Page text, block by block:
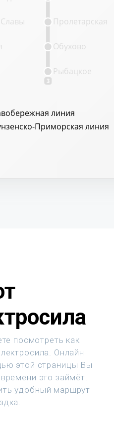
линия
Приморская линия
3
Рыбацкое
Обухово
Пролетарская
посмотреть как
Онлайн
этой страницы Вы
это займёт.
удобный маршрут